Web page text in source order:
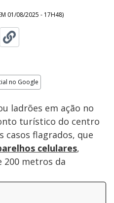
01/08/2025 - 17H48)
no Google
desgovernado desce
rua de ré na Grande
SP
ladrões em ação no
turístico do centro
casos flagrados, que
celulares,
200 metros da